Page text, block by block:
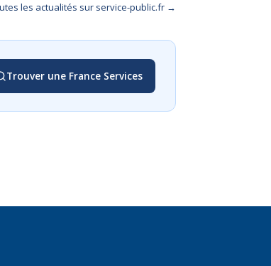
les actualités sur service-public.fr →
Trouver une France Services